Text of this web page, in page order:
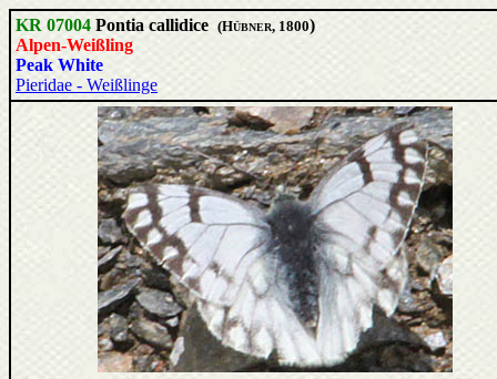
KR 07004 Pontia callidice (HÜBNER, 1800)
Alpen-Weißling
Peak White
Pieridae - Weißlinge